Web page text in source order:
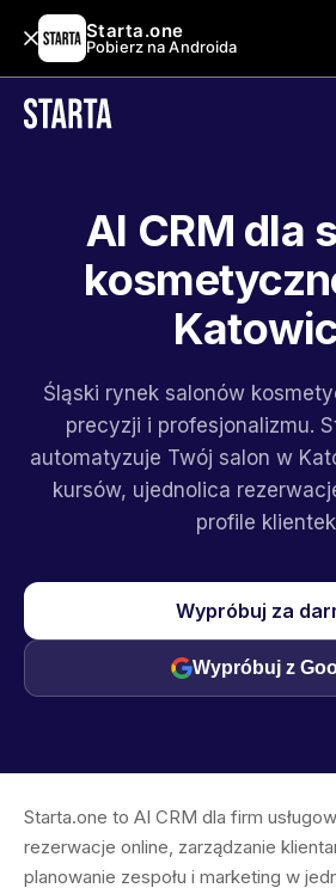
Starta.one
Pobierz na Androida
AI CRM dla
Śląski rynek salonów
precyzji i profesjonalizmu.
automatyzuje Twój salon w
kursów, ujednolica
profile
Wypróbuj za
Wypróbuj z
Starta.one to AI CRM dla firm
rezerwacje online, zarządzanie
planowanie zespołu i marketing w